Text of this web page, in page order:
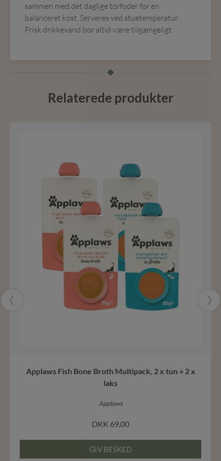
sammen med det daglige tørfoder for en
balanceret kost. Serveres ved stuetemperatur.
Frisk drikkevand bør altid være tilgængeligt.
Relaterede produkter
Applaws Fish Bone Broth Multipack, 2 x tun + 2 x
laks
Applaws
DKK 69,00
GIV BESKED
‹ ›